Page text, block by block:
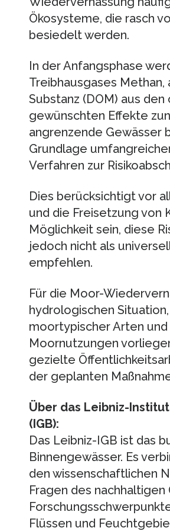
Ökosysteme, die rasch
besiedelt werden.
In der Anfangsphase
Treibhausgases
Substanz (DOM) aus
gewünschten Effekte
angrenzende Gewässer
Grundlage
Verfahren zur
Dies berücksichtigt vor
und die Freisetzung von
Möglichkeit sein, diese
jedoch nicht als
empfehlen.
Für die Moor-
hydrologischen
moortypischer Arten und
Moornutzungen
gezielte
der geplanten
Über das Leibniz-
(IGB):
Das Leibniz-IGB ist das
Binnengewässer. Es
den wissenschaftlichen
Fragen des
Flüssen und